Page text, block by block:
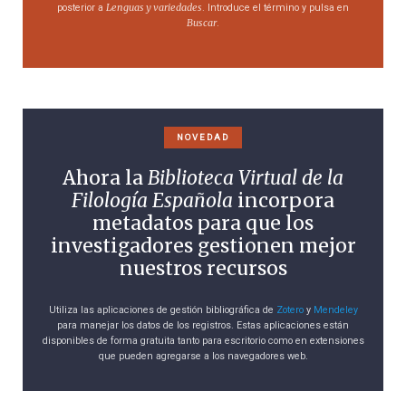
posterior a Lenguas y variedades. Introduce el término y pulsa en
Buscar.
NOVEDAD
Ahora laBiblioteca Virtual de la
Filología Española incorpora
metadatos para que los
investigadores gestionen mejor
nuestros recursos
Utiliza las aplicaciones de gestión bibliográfica de Zoteroy Mendeley
para manejar los datos de los registros. Estas aplicaciones están
disponibles de forma gratuita tanto para escritorio como en extensiones
que pueden agregarse a los navegadores web.